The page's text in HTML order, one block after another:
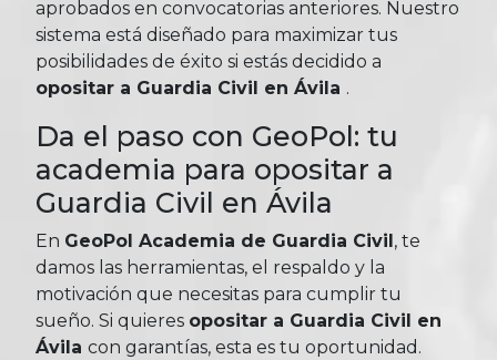
aprobados en convocatorias anteriores. Nuestro
sistema está diseñado para maximizar tus
posibilidades de éxito si estás decidido a
opositar a Guardia Civil en Ávila .
Da el paso con GeoPol: tu
academia para opositar a
Guardia Civil en Ávila
En GeoPol Academia de Guardia Civil , te
damos las herramientas, el respaldo y la
motivación que necesitas para cumplir tu
sueño. Si quieres opositar a Guardia Civil en
Ávila con garantías, esta es tu oportunidad.